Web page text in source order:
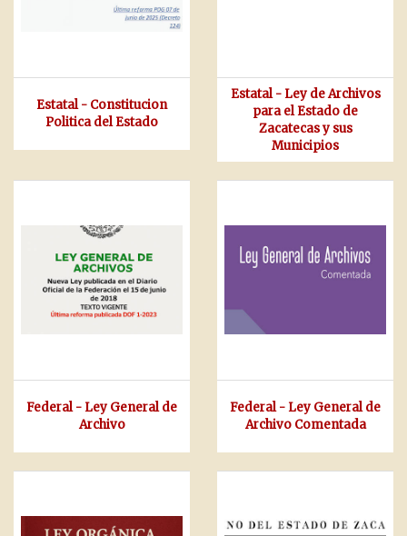
Estatal - Constitucion
Politica del Estado
Estatal - Ley de Archivos
para el Estado de
Zacatecas y sus
Municipios
Federal - Ley General de
Archivo
Federal - Ley General de
Archivo Comentada